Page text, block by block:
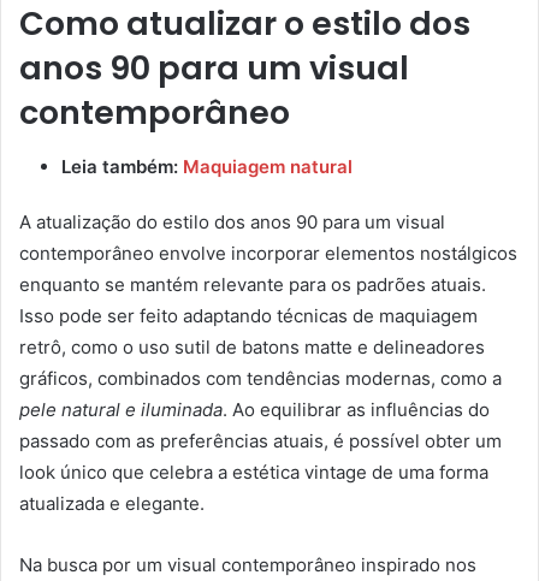
Como atualizar o estilo dos
anos 90 para um visual
contemporâneo
Leia também: Maquiagem natural
A atualização do estilo dos anos 90 para um visual
contemporâneo envolve incorporar elementos nostálgicos
enquanto se mantém relevante para os padrões atuais.
Isso pode ser feito adaptando técnicas de maquiagem
retrô, como o uso sutil de batons matte e delineadores
gráficos, combinados com tendências modernas, como a
pele natural e iluminada. Ao equilibrar as influências do
passado com as preferências atuais, é possível obter um
look único que celebra a estética vintage de uma forma
atualizada e elegante.
Na busca por um visual contemporâneo inspirado nos